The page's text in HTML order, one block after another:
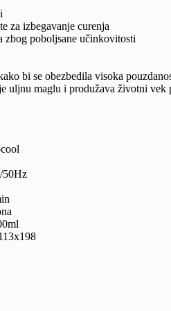
za izbegavanje curenja
zbog poboljsane učinkovitosti
bi se obezbedila visoka
uljnu maglu i produžava životni vek
50Hz